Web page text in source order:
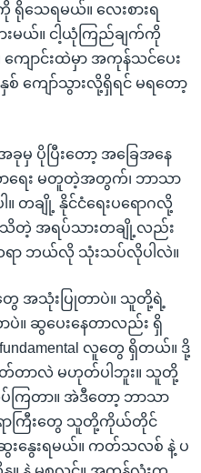
သေရမယ်။ လေးစားရ
မယ်။ ငါ့ယုံကြည်ချက်ကို
ျောင်းထဲမှာ အကုန်သင်ပေး
ကျော်သွားလို့ရှိရင် မရတော့
အခုမှ ပိုပြီးတော့ အခြေအနေ
ရေး မတူတဲ့အတွက်၊ ဘာသာ
။ တချို့ နိုင်ငံရေးပရောဂလို့
သိတဲ့ အရပ်သားတချို့လည်း
ဆရာ ဘယ်လို သုံးသပ်လိုပါလဲ။
းတွေ အသုံးပြုတာပဲ။ သူတို့ရဲ့
ပဲ။ ဆွပေးနေတာလည်း ရှိ
လူတွေ ရှိတယ်။ ဒို့
တ်တာလဲ မဟုတ်ပါဘူး။ သူတို့
ကြတာ။ အဲဒီတော့ ဘာသာ
ရာကြီးတွေ သူတို့ကိုယ်တိုင်
နွေးရမယ်။ ကတ်သလစ် နဲ့ ပ